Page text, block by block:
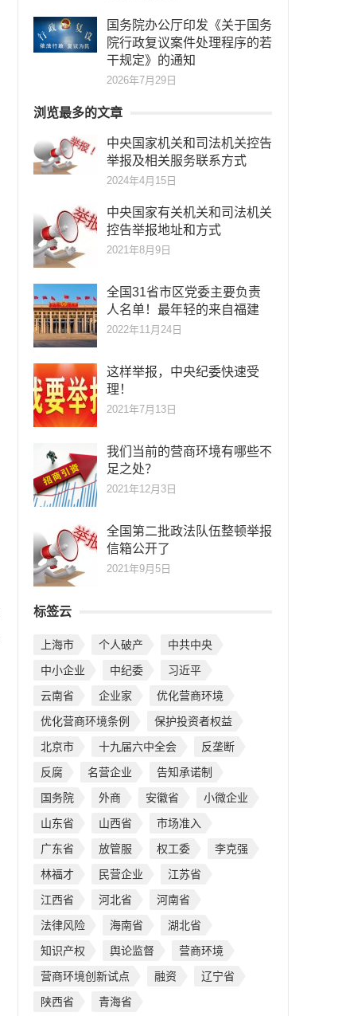
国务院办公厅印发《关于国务
院行政复议案件处理程序的若
干规定》的通知
2026年7月29日
浏览最多的文章
中央国家机关和司法机关控告
举报及相关服务联系方式
2024年4月15日
中央国家有关机关和司法机关
控告举报地址和方式
2021年8月9日
全国31省市区党委主要负责
人名单！最年轻的来自福建
2022年11月24日
这样举报，中央纪委快速受
理！
2021年7月13日
我们当前的营商环境有哪些不
足之处？
2021年12月3日
全国第二批政法队伍整顿举报
信箱公开了
2021年9月5日
标签云
上海市 个人破产
中共中央
中小企业
中纪委
习近平
云南省
企业家
优化营商环境
优化营商环境条例
保护投资者权益
北京市
十九届六中全会
反垄断
反腐
名营企业
告知承诺制
国务院
外商 安徽省
小微企业
山东省
山西省
市场准入
广东省
放管服 权工委
李克强
林福才
民营企业
江苏省
江西省
河北省
河南省
法律风险
海南省
湖北省
知识产权
舆论监督
营商环境
营商环境创新试点
融资
辽宁省
陕西省
青海省